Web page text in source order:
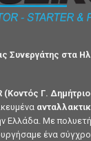
Συνεργάτης στα
(Κοντός Γ.
Ελλάδα. Με
ένα